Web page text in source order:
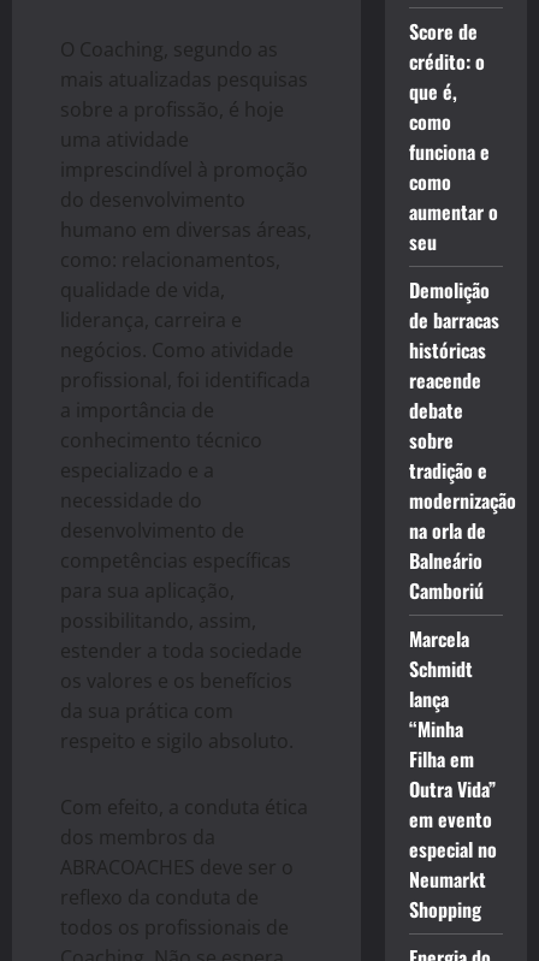
O Coaching, segundo as
mais atualizadas pesquisas
sobre a profissão, é hoje
uma atividade
imprescindível à promoção
do desenvolvimento
humano em diversas áreas,
como: relacionamentos,
qualidade de vida,
liderança, carreira e
negócios. Como atividade
profissional, foi identificada
a importância de
conhecimento técnico
especializado e a
necessidade do
desenvolvimento de
competências específicas
para sua aplicação,
possibilitando, assim,
estender a toda sociedade
os valores e os benefícios
da sua prática com
respeito e sigilo absoluto.
Com efeito, a conduta ética
dos membros da
ABRACOACHES deve ser o
reflexo da conduta de
todos os profissionais de
Score de
crédito: o
que é,
como
funciona e
como
aumentar o
seu
Demolição
de barracas
históricas
reacende
debate
sobre
tradição e
modernização
na orla de
Balneário
Camboriú
Marcela
Schmidt
lança
“Minha
Filha em
Outra Vida”
em evento
especial no
Neumarkt
Shopping